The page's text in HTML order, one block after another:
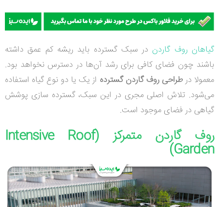
گیاهان روف گاردن در سبک گسترده باید ریشه کم عمق داشته
باشند چون فضای کافی برای رشد آن‌ها در دسترس نخواهد بود.
معمولا درطراحی روف گاردن گسترده از یک یا دو نوع گیاه استفاده
می‌شود. تلاش اصلی مجری در این سبک، گسترده سازی پوشش
گیاهی در فضای موجود است.
روف گاردن متمرکز (Intensive Roof
Garden
)